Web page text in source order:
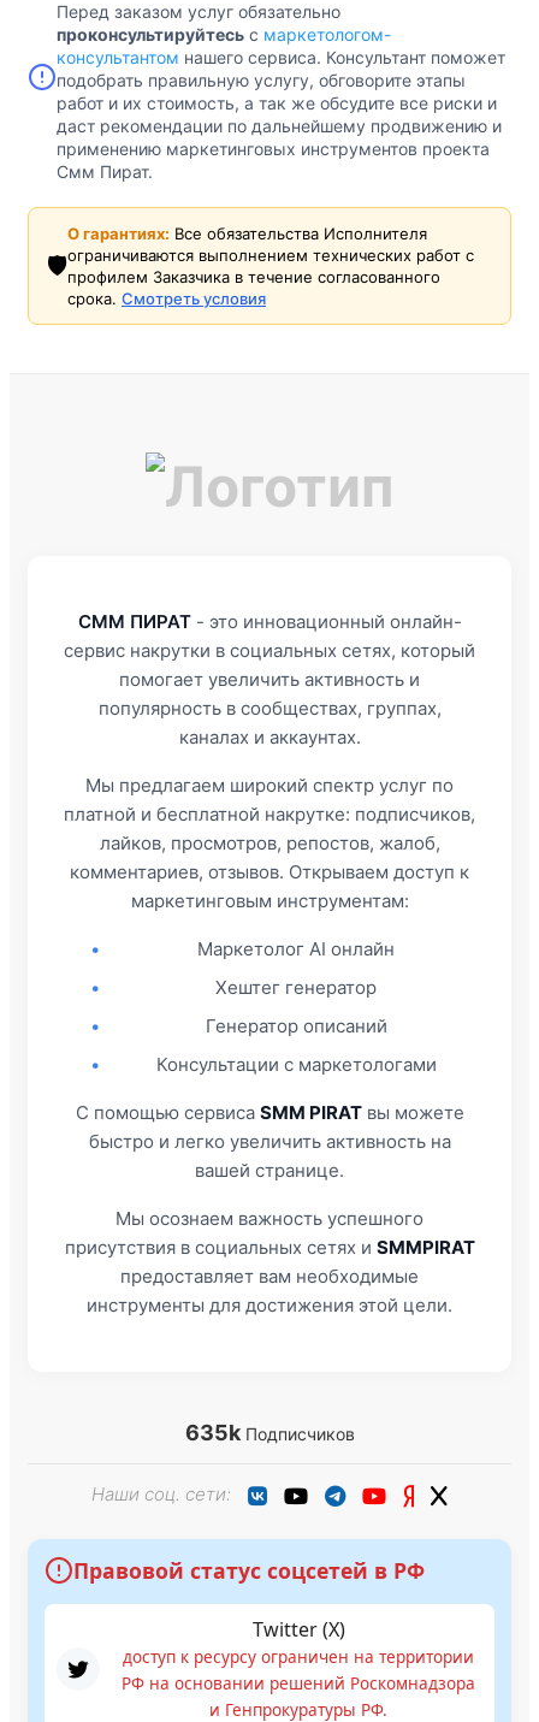
Перед заказом услуг обязательно
проконсультируйтесь с маркетологом-
консультантом нашего сервиса. Консультант поможет
подобрать правильную услугу, обговорите этапы
работ и их стоимость, а так же обсудите все риски и
даст рекомендации по дальнейшему продвижению и
применению маркетинговых инструментов проекта
Смм Пират.
🛡️
О гарантиях: Все обязательства Исполнителя
ограничиваются выполнением технических работ с
профилем Заказчика в течение согласованного
срока. Смотреть условия
СММ ПИРАТ- это инновационный онлайн-
сервис накрутки в социальных сетях, который
помогает увеличить активность и
популярность в сообществах, группах,
каналах и аккаунтах.
Мы предлагаем широкий спектр услуг по
платной и бесплатной накрутке: подписчиков,
лайков, просмотров, репостов, жалоб,
комментариев, отзывов. Открываем доступ к
маркетинговым инструментам:
•
Маркетолог AI онлайн
•
Хештег генератор
•
Генератор описаний
•
Консультации с маркетологами
С помощью сервиса SMM PIRATвы можете
быстро и легко увеличить активность на
вашей странице.
Мы осознаем важность успешного
присутствия в социальных сетях и SMMPIRAT
предоставляет вам необходимые
инструменты для достижения этой цели.
635kПодписчиков
Наши соц. сети:
Правовой статус соцсетей в РФ
Twitter (X)
доступ к ресурсу ограничен на территории
РФ на основании решений Роскомнадзора
и Генпрокуратуры РФ.